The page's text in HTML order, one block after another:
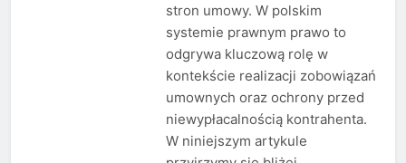
stron umowy. W polskim
systemie prawnym prawo to
odgrywa kluczową rolę w
kontekście realizacji zobowiązań
umownych oraz ochrony przed
niewypłacalnością kontrahenta.
W niniejszym artykule